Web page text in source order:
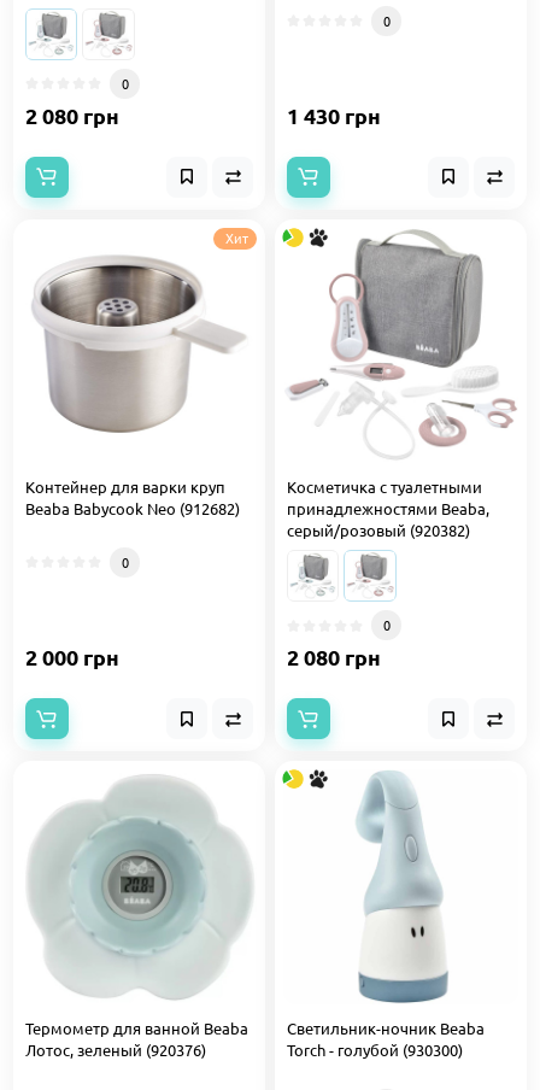
0
2 080 грн
0
1 430 грн
Хит
Контейнер для варки круп
Beaba Babycook Neo (912682)
0
2 000 грн
Косметичка с туалетными
принадлежностями Beaba,
серый/розовый (920382)
0
2 080 грн
Термометр для ванной Beaba
Лотос, зеленый (920376)
Светильник-ночник Beaba
Torch - голубой (930300)